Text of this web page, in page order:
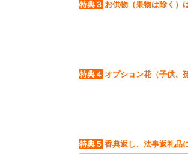
特典３ お供物（果物は除く）
特典４ オプション花（子供、
特典５ 香典返し、法事返礼品